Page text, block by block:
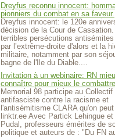
Dreyfus reconnu innocent:
pionniers du combat en sa faveur.
Dreyfus innocent: le 120e
décision de la Cour de
terribles persécutions
par l’extrême-droite d'alors et la
militaire, notamment par son
bagne de l'Ile du Diable....
Invitation à un webinaire: RN
connaître pour mieux le combattre
Memorial 98 participe au Collectif
antifasciste contre la racisme et
l'antisémitisme CLARA qu'on
linktr.ee Avec Partick Lehingue et
Pudal, professeurs émérites de
politique et auteurs de : "Du FN